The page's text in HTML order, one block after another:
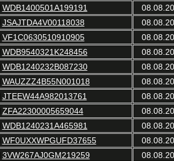
WDB1400501A199191
JSAJTDA4V00118038
VF1C0630510910905
WDB9540321K248456
WDB1240232B087230
WAUZZZ4B55N001018
JTEEW44A982013761
ZFA22300005659044
WDB1240231A465981
WF0UXXWPGUFD37655
3VW267AJ0GM219259